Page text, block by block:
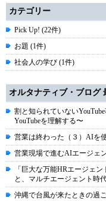
カテゴリー
Pick Up! (22件)
お題 (1件)
社会人の学び (1件)
オルタナティブ・ブログ
割と知られていない
YouTubeを理解する〜
営業は終わった（３）AIを
営業現場で進むAIエージェ
「巨大な万能HRエージェ
と、マルチエージェント時
沖縄で台風が来たときの過